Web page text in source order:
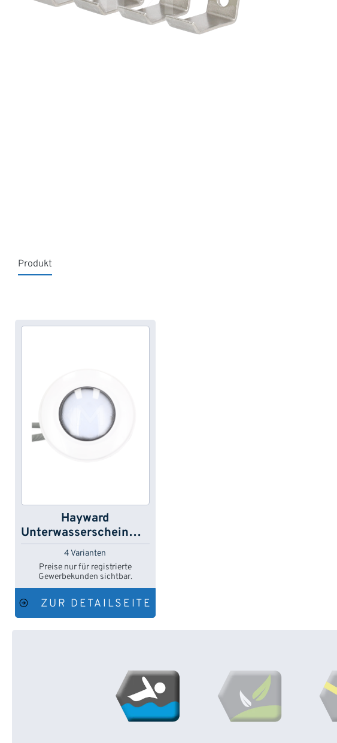
Produkt
Hayward
Unterwasserscheinwer
fer PAR56, RGB-LED
4 Varianten
Preise nur für registrierte
Gewerbekunden sichtbar.
ZUR DETAILSEITE